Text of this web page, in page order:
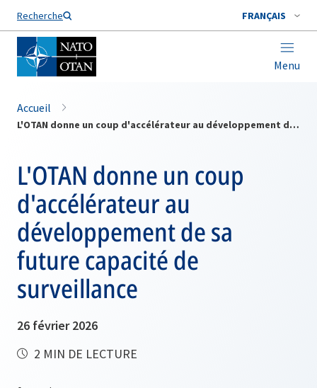
Recherche FRANÇAIS
Menu
Nom de famille*
Accueil
L'OTAN donne un coup d'accélérateur au développement de sa future capacité de surveillance
L'OTAN donne un coup
d'accélérateur au
développement de sa
future capacité de
surveillance
26 février 2026
2 MIN DE LECTURE